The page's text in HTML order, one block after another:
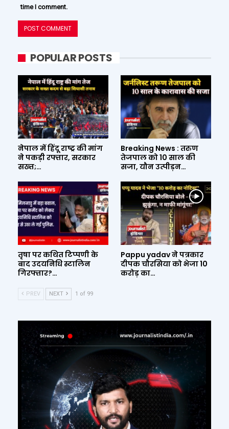
time I comment.
POPULAR POSTS
नेपाल में हिंदू राष्ट्र की मांग
ने पकड़ी रफ्तार, सरकार
सख्त;…
Breaking News : तरुण
तेजपाल को 10 साल की
सजा, यौन उत्पीड़न…
तृषा पर कथित टिप्पणी के
बाद उदयनिधि स्टालिन
गिरफ्तार?…
Pappu yadav ने पत्रकार
दीपक चौरसिया को भेजा 10
करोड़ का…
PREV NEXT 1 of 99